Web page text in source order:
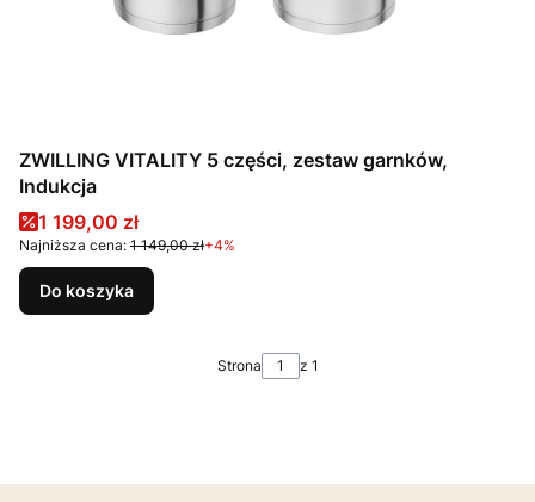
ZWILLING VITALITY 5 części, zestaw garnków,
Indukcja
Cena promocyjna
1 199,00 zł
Najniższa cena: 1 149,00 zł+4%
Do koszyka
Strona z 1